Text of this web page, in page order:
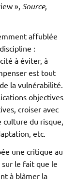
», Source,
affublée
:
à éviter, à
est tout
la vulnérabilité.
objectives
croiser avec
culture du risque,
etc.
une critique au
sur le fait que le
à blâmer la